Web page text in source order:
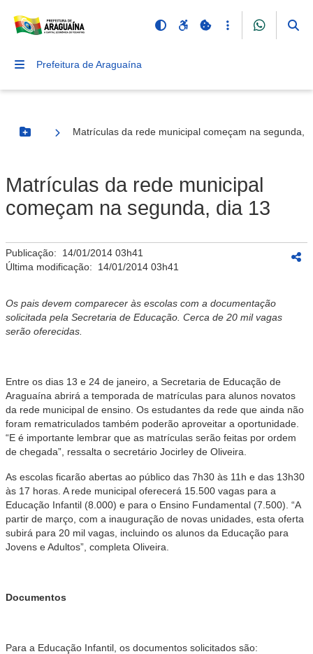
Prefeitura de Araguaína
Botão Menu
Matrículas da rede municipal começam na segunda,
Matrículas da rede municipal
começam na segunda, dia 13
Publicação: 14/01/2014 03h41
Última modificação: 14/01/2014 03h41
Os pais devem comparecer às escolas com a documentação
solicitada pela Secretaria de Educação. Cerca de 20 mil vagas
serão oferecidas.
Entre os dias 13 e 24 de janeiro, a Secretaria de Educação de
Araguaína abrirá a temporada de matrículas para alunos novatos
da rede municipal de ensino. Os estudantes da rede que ainda não
foram rematriculados também poderão aproveitar a oportunidade.
“E é importante lembrar que as matrículas serão feitas por ordem
de chegada”, ressalta o secretário Jocirley de Oliveira.
As escolas ficarão abertas ao público das 7h30 às 11h e das 13h30
às 17 horas. A rede municipal oferecerá 15.500 vagas para a
Educação Infantil (8.000) e para o Ensino Fundamental (7.500). “A
partir de março, com a inauguração de novas unidades, esta oferta
subirá para 20 mil vagas, incluindo os alunos da Educação para
Jovens e Adultos”, completa Oliveira.
Documentos
Para a Educação Infantil, os documentos solicitados são: